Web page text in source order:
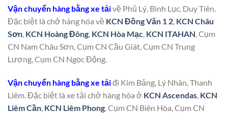
Vận chuyển hàng bằng xe tảivề Phủ Lý, Bình Lục, Duy Tiên.
Đặc biệt là chở hàng hóa về KCN Đồng Văn 1 2 KCN Châu
Sơn KCN Hoàng Đông KCN Hòa Mạc KCN ITAHAN , Cụm
CN Nam Châu Sơn, Cụm CN Cầu Giát, Cụm CN Trung
Lương, Cụm CN Ngọc Động.
Vận chuyển hàng bằng xe tảiđi Kim Bảng, Lý Nhân, Thanh
Liêm. Đặc biệt là xe tải chở hàng hóa ở KCN Ascendas KCN
Liêm Cần KCN Liêm Phong , Cụm CN Biên Hòa, Cụm CN